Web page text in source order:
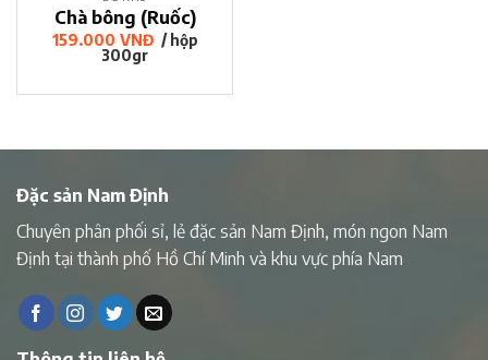
Chà bông (Ruốc)
159.000 VNĐ / hộp
300gr
Đặc sản Nam Định
Chuyên phân phối sỉ, lẻ đặc sản Nam Định, món ngon Nam
Định tại thành phố Hồ Chí Minh và khu vực phía Nam